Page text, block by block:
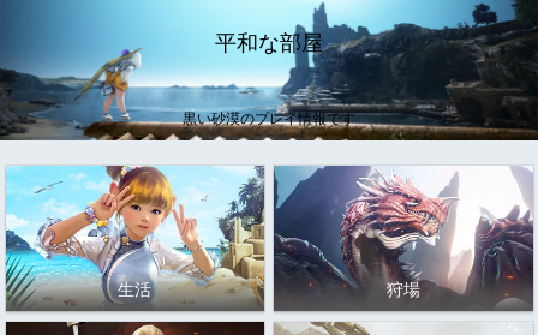
平和な部屋
黒い砂漠のプレイ情報です
生活 狩場